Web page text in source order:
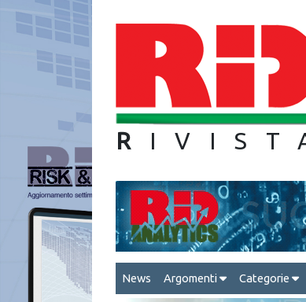
R
News Argomenti Categorie